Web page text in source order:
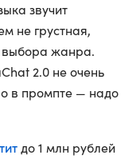
звучит
не грустная,
выбора жанра.
2.0 не очень
в промпте — надо
до 1 млн рублей